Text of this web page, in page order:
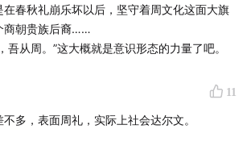
在春秋礼崩乐坏以后，坚守着周文化这面大旗
商朝贵族后裔……
吾从周。”这大概就是意识形态的力量了吧。
11
多，表面周礼，实际上社会达尔文。